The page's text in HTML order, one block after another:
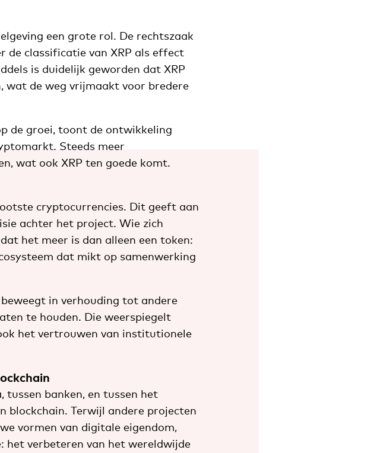
een grote rol. De rechtszaak
de classificatie van XRP als effect
is duidelijk geworden dat XRP
wat de weg vrijmaakt voor bredere
de groei, toont de ontwikkeling
Steeds meer
wat ook XRP ten goede komt.
cryptocurrencies. Dit geeft aan
achter het project. Wie zich
het meer is dan alleen een token:
dat mikt op samenwerking
in verhouding tot andere
te houden. Die weerspiegelt
het vertrouwen van institutionele
tussen banken, en tussen het
blockchain. Terwijl andere projecten
vormen van digitale eigendom,
het verbeteren van het wereldwijde